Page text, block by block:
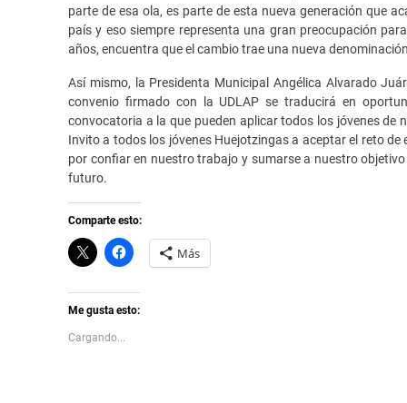
parte de esa ola, es parte de esta nueva generación que
país y eso siempre representa una gran preocupación
años, encuentra que el cambio trae una nueva
Así mismo, la Presidenta Municipal Angélica Alvarado
convenio firmado con la UDLAP se traducirá en
convocatoria a la que pueden aplicar todos los jóvenes de
Invito a todos los jóvenes Huejotzingas a aceptar el reto
por confiar en nuestro trabajo y sumarse a nuestro
futuro.
Comparte esto:
C
l
k
t
o
s
h
H
a
l
i
Más
Me gusta esto:
Cargando...